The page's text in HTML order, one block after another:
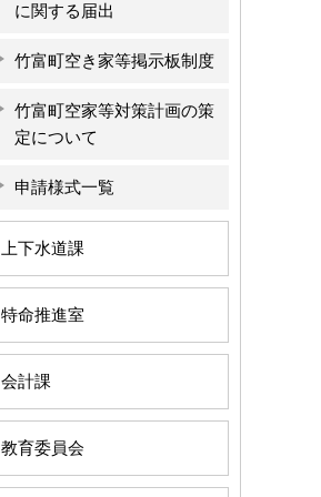
に関する届出
竹富町空き家等掲示板制度
竹富町空家等対策計画の策
定について
申請様式一覧
上下水道課
特命推進室
会計課
教育委員会